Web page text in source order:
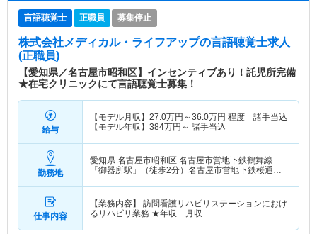
言語聴覚士 正職員 募集停止
株式会社メディカル・ライフアップの言語聴覚士求人
(正職員)
【愛知県／名古屋市昭和区】インセンティブあり！託児所完備
★在宅クリニックにて言語聴覚士募集！
給与
【モデル月収】 27.0万円～36.0万円 程度 諸手当込
【モデル年収】 384万円～ 諸手当込
勤務地
愛知県 名古屋市昭和区 名古屋市営地下鉄鶴舞線
「御器所駅」（徒歩2分）名古屋市営地下鉄桜通線
仕事内容
【業務内容】 訪問看護リハビリステーションにおけ
るリハビリ業務 ★年収 月収…